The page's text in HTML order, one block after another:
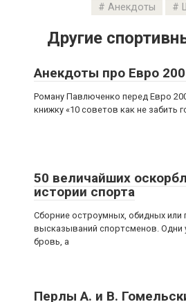
Анекдоты
Другие
Анекдоты про Евро
Роману Павлюченко перед Евро
книжку «10 советов как не забить
50 величайших
истории спорта
Сборние остроумных, обидных или
высказываний спортсменов. Одни
бровь, а
Перлы А. и В.